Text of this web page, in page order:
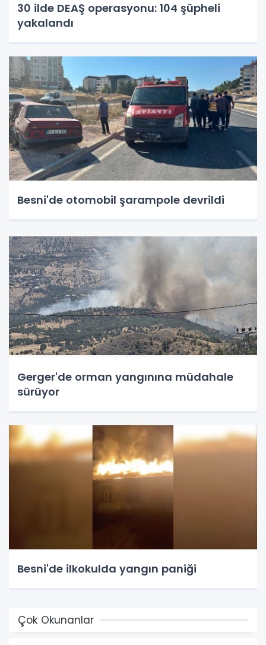
30 ilde DEAŞ operasyonu: 104 şüpheli
yakalandı
Besni'de otomobil şarampole devrildi
Gerger'de orman yangınına müdahale
sürüyor
Besni'de ilkokulda yangın paniği
Çok Okunanlar